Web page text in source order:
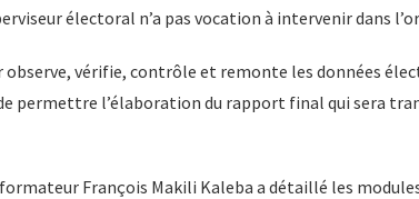
électoral n’a pas vocation à intervenir dans
observe, vérifie, contrôle et remonte les données
permettre l’élaboration du rapport final qui sera
François Makili Kaleba a détaillé les